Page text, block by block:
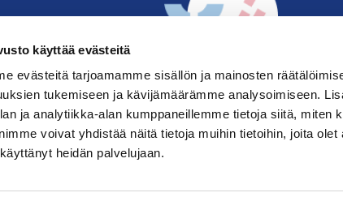
käyttää evästeitä
evästeitä tarjoamamme sisällön ja mainosten
tukemiseen ja kävijämäärämme analysoimiseen.
ja analytiikka-alan kumppaneillemme tietoja siitä, miten
voivat yhdistää näitä tietoja muihin tietoihin, joita olet
heidän palvelujaan.
TILAA UUTISKIRJE ›